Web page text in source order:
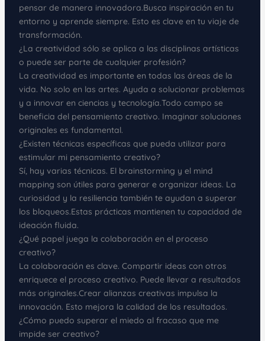
pensar de manera innovadora.Busca inspiración en tu
entorno y aprende siempre. Esto es clave en tu viaje de
transformación.
¿La creatividad sólo se aplica a las disciplinas artísticas
o puede ser parte de cualquier profesión?
La creatividad es importante en todas las áreas de la
vida. No solo en las artes. Ayuda a solucionar problemas
y a innovar en ciencias y tecnología.Todo campo se
beneficia del pensamiento creativo. Imaginar soluciones
originales es fundamental.
¿Existen técnicas específicas que pueda utilizar para
estimular mi pensamiento creativo?
Sí, hay varias técnicas. El brainstorming y el mind
mapping son útiles para generar e organizar ideas. La
curiosidad y la resiliencia también te ayudan a superar
los bloqueos.Estas prácticas mantienen tu capacidad de
ideación fluida.
¿Qué papel juega la colaboración en el proceso
creativo?
La colaboración es clave. Compartir ideas con otros
enriquece el proceso creativo. Puede llevar a resultados
más originales.Crear alianzas creativas impulsa la
innovación. Esto mejora la calidad de los resultados.
¿Cómo puedo superar el miedo al fracaso que me
impide ser creativo?